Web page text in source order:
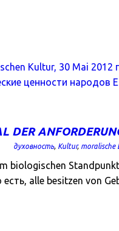
Kultur, 30 Mai 2012
ценности народов
DER
духовность, Kultur, moralische
biologischen
есть, alle besitzen von